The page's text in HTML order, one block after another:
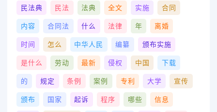
民法典 民法 法典 全文 实施 合同
内容 合同法 什么 法律 年 离婚
时间 怎么 中华人民 编纂 颁布实施
是什么 劳动 最新 侵权 中国 下载
的 规定 条例 案例 专利 大学 宣传
颁布 国家 起诉 程序 哪些 信息